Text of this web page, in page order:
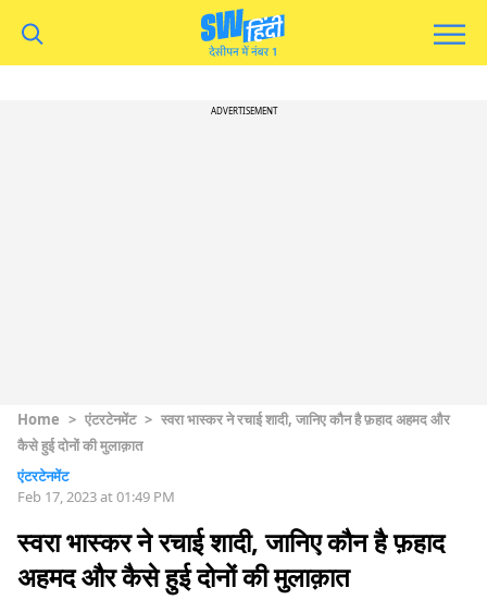
ADVERTISEMENT
Home > एंटरटेनमेंट > स्वरा भास्कर ने रचाई शादी, जानिए कौन है फ़हाद अहमद और
कैसे हुई दोनों की मुलाक़ात
एंटरटेनमेंट
Feb 17, 2023 at 01:49 PM
स्वरा भास्कर ने रचाई शादी, जानिए कौन है फ़हाद
अहमद और कैसे हुई दोनों की मुलाक़ात